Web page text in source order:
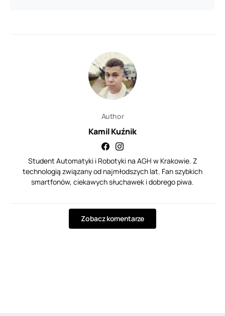
Author
Kamil Kuźnik
Student Automatyki i Robotyki na AGH w Krakowie. Z
technologią związany od najmłodszych lat. Fan szybkich
smartfonów, ciekawych słuchawek i dobrego piwa.
Zobacz komentarze